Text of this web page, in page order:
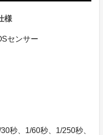
様
センサー
秒、1/60秒、1/250秒、